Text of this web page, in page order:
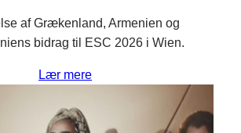
af Grækenland, Armenien og
bidrag til ESC 2026 i Wien.
Lær mere